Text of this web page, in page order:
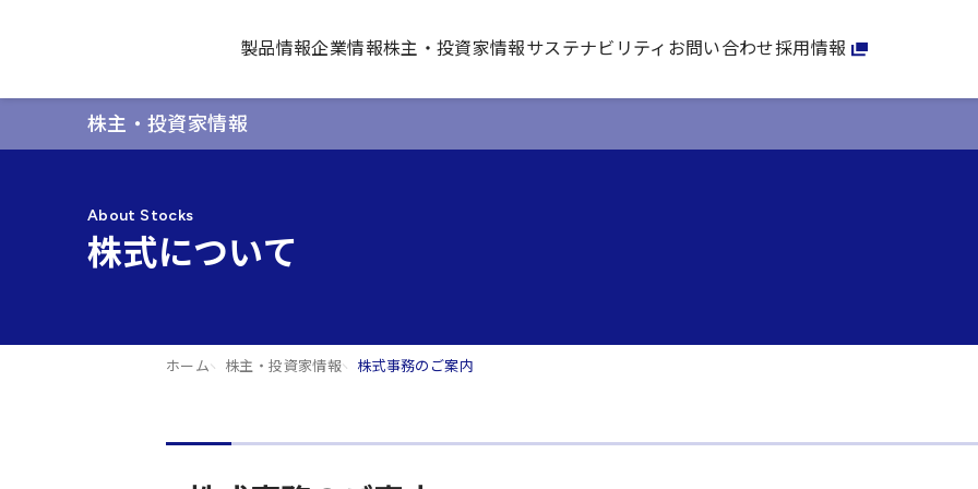
製品情報企業情報株主・投資家情報サステナビリティ お問い合わせ採用情報
株主・投資家情報
About Stocks
株式について
ホーム 株主・投資家情報 株式事務のご案内